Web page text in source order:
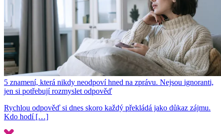
5 znamení, která nikdy neodpoví hned na zprávu. Nejsou ignoranti,
jen si potřebují rozmyslet odpověď
Rychlou odpověď si dnes skoro každý překládá jako důkaz zájmu.
Kdo hodí […]